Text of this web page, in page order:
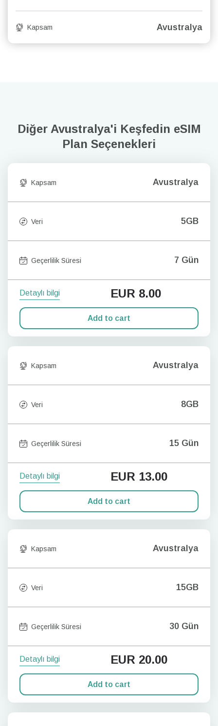
Kapsam Avustralya
Diğer Avustralya'i Keşfedin eSIM
Plan Seçenekleri
Kapsam Avustralya
Veri 5GB
Geçerlilik Süresi 7 Gün
Detaylı bilgi EUR 8.00
Add to cart
Kapsam Avustralya
Veri 8GB
Geçerlilik Süresi 15 Gün
Detaylı bilgi EUR 13.00
Add to cart
Kapsam Avustralya
Veri 15GB
Geçerlilik Süresi 30 Gün
Detaylı bilgi EUR 20.00
Add to cart